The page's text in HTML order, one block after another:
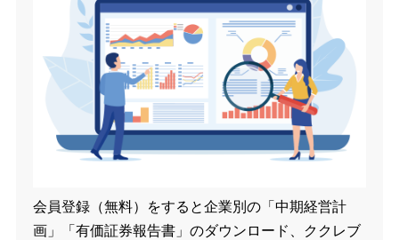
会員登録（無料）をすると企業別の「中期経営計
画」「有価証券報告書」のダウンロード、ククレブ